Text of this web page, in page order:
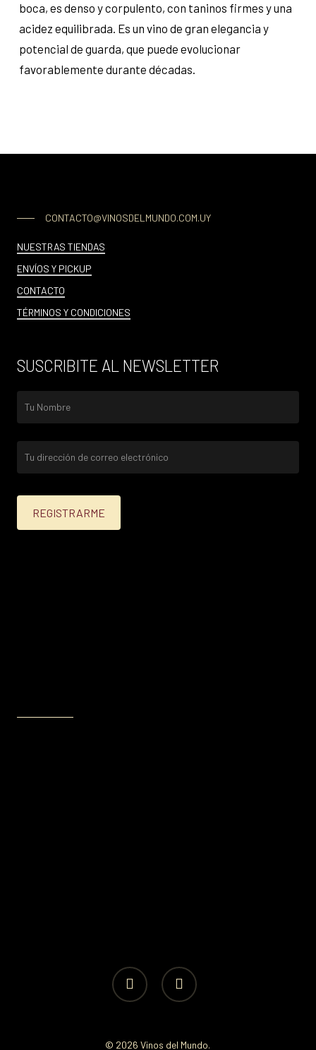
boca, es denso y corpulento, con taninos firmes y una
acidez equilibrada. Es un vino de gran elegancia y
potencial de guarda, que puede evolucionar
favorablemente durante décadas.
CONTACTO@VINOSDELMUNDO.COM.UY
NUESTRAS TIENDAS
ENVÍOS Y PICKUP
CONTACTO
TÉRMINOS Y CONDICIONES
SUSCRIBITE AL NEWSLETTER
facebook instagram
© 2026 Vinos del Mundo.